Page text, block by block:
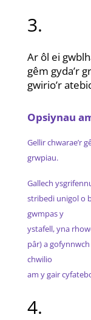
3.
Ar ôl ei
gêm gyda’r
gwirio’r
Opsiynau
Gellir chwarae’r
grwpiau.
Gallech
stribedi unigol o
gwmpas y
ystafell, yna
pâr) a
chwilio
am y gair
4.